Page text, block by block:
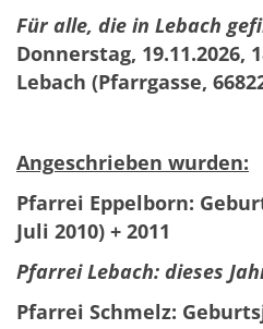
Für alle, die in Lebach
Donnerstag, 19.11.2026,
Lebach (Pfarrgasse,
Angeschrieben wurden:
Pfarrei Eppelborn:
Juli 2010) + 2011
Pfarrei Lebach: dieses
Pfarrei Schmelz: